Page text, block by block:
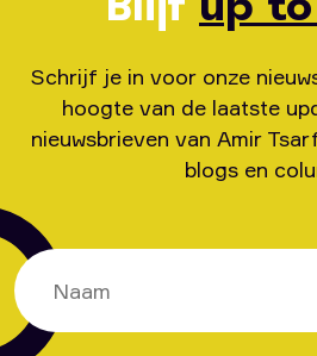
Schrijf je in voor onze
hoogte van de laatste
nieuwsbrieven van Amir
blogs en